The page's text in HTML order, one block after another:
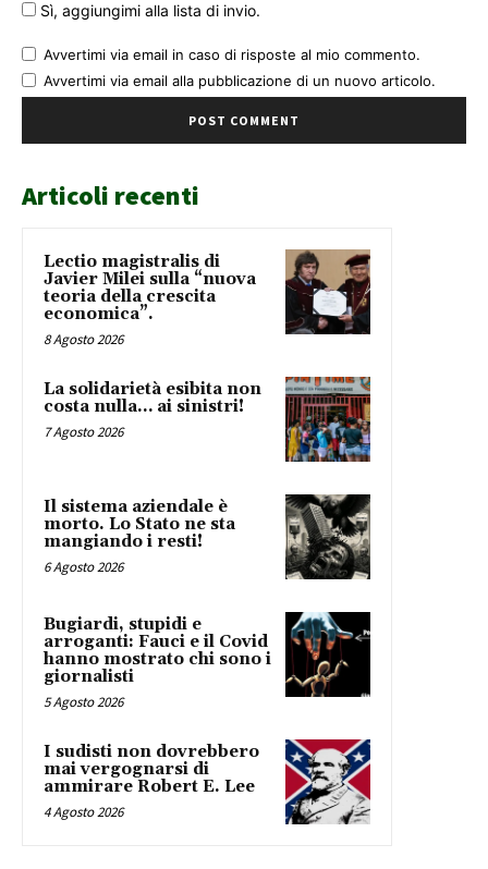
Sì, aggiungimi alla lista di invio.
Avvertimi via email in caso di risposte al mio commento.
Avvertimi via email alla pubblicazione di un nuovo articolo.
Articoli recenti
Lectio magistralis di
Javier Milei sulla “nuova
teoria della crescita
economica”.
8 Agosto 2026
La solidarietà esibita non
costa nulla… ai sinistri!
7 Agosto 2026
Il sistema aziendale è
morto. Lo Stato ne sta
mangiando i resti!
6 Agosto 2026
Bugiardi, stupidi e
arroganti: Fauci e il Covid
hanno mostrato chi sono i
giornalisti
5 Agosto 2026
I sudisti non dovrebbero
mai vergognarsi di
ammirare Robert E. Lee
4 Agosto 2026